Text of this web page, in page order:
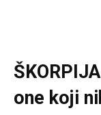
one koji